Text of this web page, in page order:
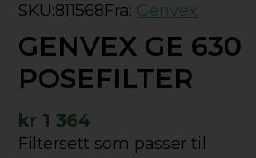
SKU:811568Fra: Genvex
GENVEX GE 630
POSEFILTER
kr 1 364
Filtersett som passer til